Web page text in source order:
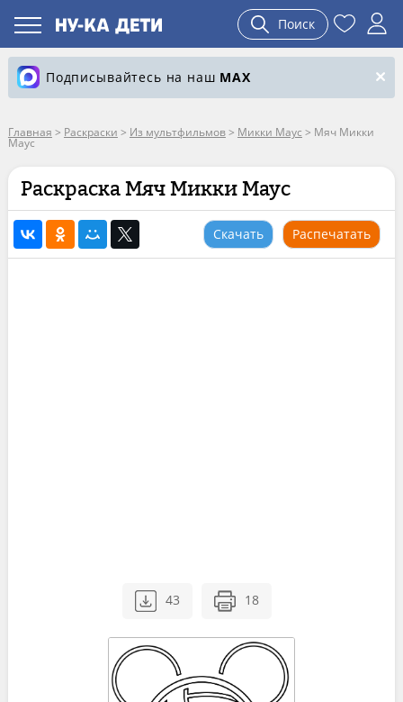
Поиск
Подписывайтесь на наш MAX
Главная > Раскраски > Из мультфильмов> Микки Маус > Мяч Микки
Маус
Раскраска Мяч Микки Маус
Скачать Распечатать
43 18